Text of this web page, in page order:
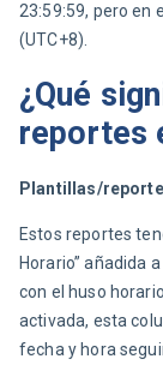
23:59:59, pero en
(UTC+8).
¿Qué
reportes
Plantillas/
Estos reportes
Horario” añadida
con el huso
activada, esta
fecha y hora